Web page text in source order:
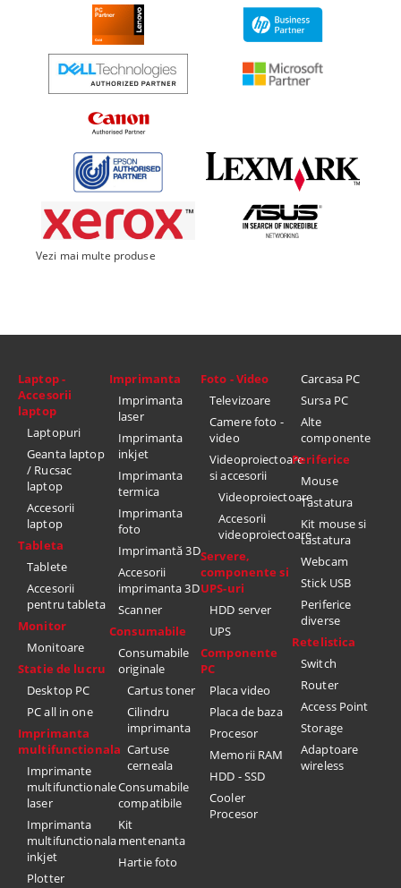
Vezi mai multe produse
Laptop -
Accesorii
laptop
Laptopuri
Geanta laptop
/ Rucsac
laptop
Accesorii
laptop
Tableta
Tablete
Accesorii
pentru tableta
Monitor
Monitoare
Statie de lucru
Desktop PC
PC all in one
Imprimanta
multifunctionala
Imprimante
multifunctionale
laser
Imprimanta
multifunctionala
inkjet
Plotter
Imprimanta
Imprimanta
laser
Imprimanta
inkjet
Imprimanta
termica
Imprimanta
foto
Imprimantă 3D
Accesorii
imprimanta 3D
Scanner
Consumabile
Consumabile
originale
Cartus toner
Cilindru
imprimanta
Cartuse
cerneala
Consumabile
compatibile
Kit
mentenanta
Hartie foto
Foto - Video
Televizoare
Camere foto -
video
Videoproiectoare
si accesorii
Videoproiectoare
Accesorii
videoproiectoare
Servere,
componente si
UPS-uri
HDD server
UPS
Componente
PC
Placa video
Placa de baza
Procesor
Memorii RAM
HDD - SSD
Cooler
Procesor
Carcasa PC
Sursa PC
Alte
componente
Periferice
Mouse
Tastatura
Kit mouse si
tastatura
Webcam
Stick USB
Periferice
diverse
Retelistica
Switch
Router
Access Point
Storage
Adaptoare
wireless